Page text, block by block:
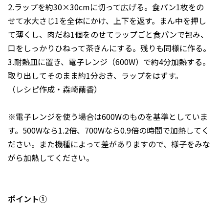
2.ラップを約30×30cmに切って広げる。食パン1枚をの
せて水大さじ1を全体にかけ、上下を返す。まん中を押し
て薄くし、肉だね1個をのせてラップごと食パンで包み、
口をしっかりひねって茶きんにする。残りも同様に作る。
3.耐熱皿に置き、電子レンジ（600W）で約4分加熱する。
取り出してそのまま約1分おき、ラップをはずす。
（レシピ作成・森崎繭香）
※電子レンジを使う場合は600Wのものを基準としていま
す。500Wなら1.2倍、700Wなら0.9倍の時間で加熱してく
ださい。また機種によって差がありますので、様子をみな
がら加熱してください。
ポイント①